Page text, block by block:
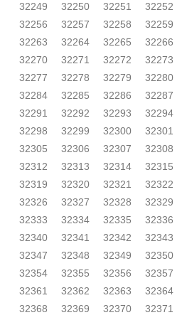
32249
32250 32251 32252
32256
32257 32258 32259
32263
32264 32265 32266
32270
32271 32272 32273
32277
32278 32279 32280
32284
32285 32286 32287
32291
32292 32293 32294
32298
32299 32300 32301
32305
32306 32307 32308
32312
32313 32314 32315
32319
32320 32321 32322
32326
32327 32328 32329
32333
32334 32335 32336
32340
32341 32342 32343
32347
32348 32349 32350
32354
32355 32356 32357
32361
32362 32363 32364
32368
32369 32370 32371